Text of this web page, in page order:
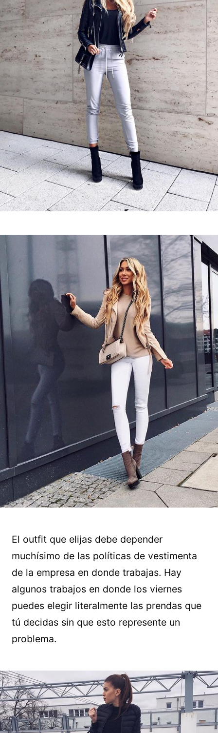
El outfit que elijas debe depender
muchísimo de las políticas de vestimenta
de la empresa en donde trabajas. Hay
algunos trabajos en donde los viernes
puedes elegir literalmente las prendas que
tú decidas sin que esto represente un
problema.